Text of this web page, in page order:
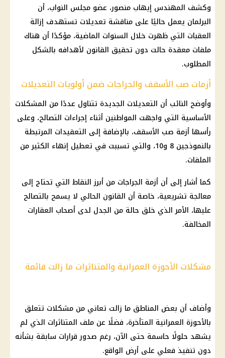
وكشف المهندس إيهاب منصور، عضو مجلس النواب، أن
البرلمان يعمل حاليًا على مناقشة تعديلات تستهدف إزالة
العقبات التي ظهرت خلال السنوات الماضية، مؤكدًا أن هناك
ملفات معقدة حالت دون تحقيق القانون لأهدافه بالشكل
المطلوب.
أزمات صب الأسقف والجراجات ضمن أولويات التعديلات
وأوضح النائب أن التعديلات الجديدة تتناول عددًا من المشكلات
الأساسية التي واجهت المواطنين أثناء إجراءات التصالح، وعلى
رأسها أزمة صب الأسقف، بالإضافة إلى التعقيدات المرتبطة
بالنموذجين 8 و10، والتي تسببت في تعطيل إنهاء الكثير من
الملفات.
كما أشار إلى أن أزمة الجراجات من أبرز النقاط التي تحتاج إلى
معالجة تشريعية، خاصة أن القانون الحالي لا يسمح بالتصالح
عليها، الأمر الذي خلق حالة من الجدل لدى أصحاب العقارات
المخالفة.
مشكلات الأحوزة العمرانية والمتناثرات ما زالت قائمة
وأضاف أن بعض المناطق ما زالت تعاني من مشكلات تتعلق
بالأحوزة العمرانية المتأخرة، فضلًا عن ملف المتناثرات الذي لم
يشهد حلولًا حاسمة حتى الآن، رغم صدور قرارات سابقة بشأنه
دون تنفيذ فعلي على أرض الواقع.